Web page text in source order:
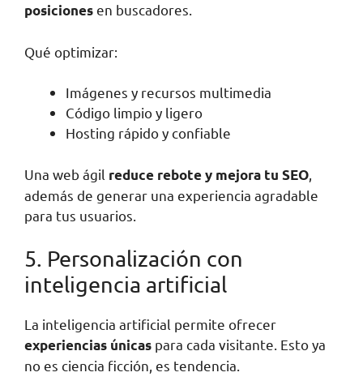
posicionesen buscadores.
Qué optimizar:
Imágenes y recursos multimedia
Código limpio y ligero
Hosting rápido y confiable
Una web ágil reduce rebote y mejora tu SEO
además de generar una experiencia agradable
para tus usuarios.
5. Personalización con
inteligencia artificial
La inteligencia artificial permite ofrecer
experiencias únicas para cada visitante. Esto ya
no es ciencia ficción, es tendencia.